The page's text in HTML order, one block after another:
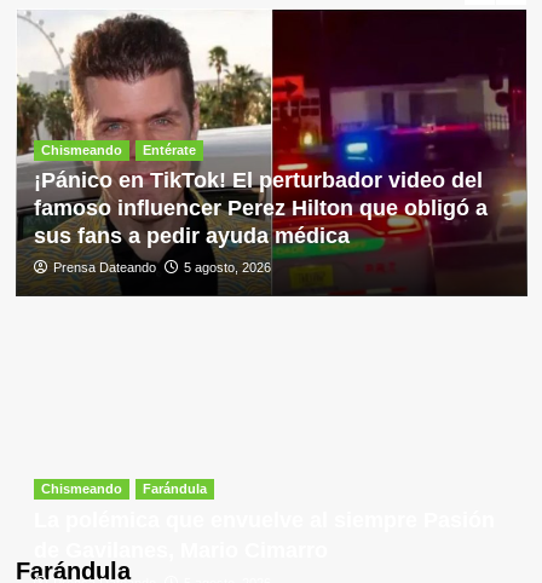
Chismeando Entérate
¡Pánico en TikTok! El perturbador video del
famoso influencer Perez Hilton que obligó a
sus fans a pedir ayuda médica
Prensa Dateando 5 agosto, 2026
Farándula
Chismeando Farándula